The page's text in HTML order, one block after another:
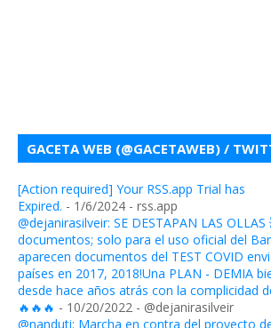
GACETA WEB (@GACETAWEB) /
[Action required] Your RSS.app Trial has
Expired. - 1/6/2024 - rss.app
@dejanirasilveir: SE DESTAPAN LAS
documentos; solo para el uso oficial del
aparecen documentos del TEST COVID
países en 2017, 2018!Una PLAN - DEMIA
desde hace años atrás con la complicidad
🔥🔥🔥 - 10/20/2022 - @dejanirasilveir
@nanduti: Marcha en contra del proyecto